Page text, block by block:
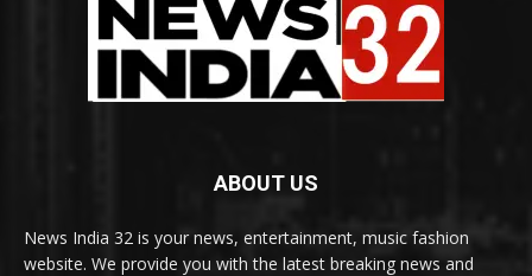
ABOUT US
News India 32 is your news, entertainment, music fashion
website. We provide you with the latest breaking news and